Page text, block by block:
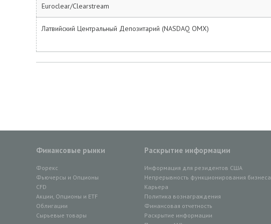
Euroclear/Clearstream
Латвийский Центральный Депозитарий (NASDAQ OMX)
Финансовые рынки
Форекс
Фьючерсы и Опционы
CFD
Акции, Опционы и ETF
Облигации
Сырьевые товары
Раскрытие информации
Информация для резидентов США
Непрерывность функционирования бизнеса
Карьера
Политика вознаграждения
Финансовая отчетность
Раскрытие информации